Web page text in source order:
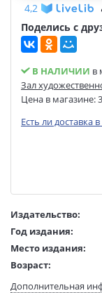
4,2
Поделись с
В НАЛИЧИИ в
Зал
Цена в магазине:
Есть ли доставка
Издательство:
Год издания:
Место издания:
Возраст:
Язык текста:
Дополнительная